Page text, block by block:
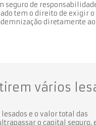
seguro de
tem o direito de exigir o
diretamente ao
vários
e o valor total das
o capital seguro,